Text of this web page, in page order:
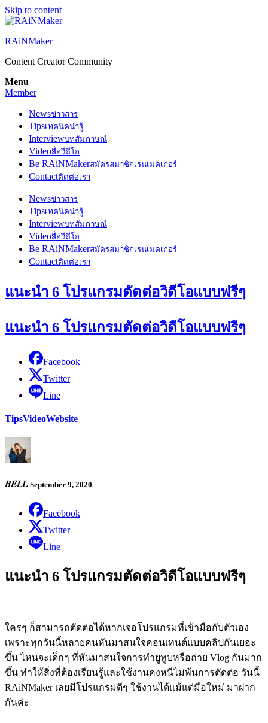
Skip to content
RAiNMaker
Content Creator Community
Menu
Member
Newsข่าวสาร
Tipsเทคนิคน่ารู้
Interviewบทสัมภาษณ์
Videoสื่อวีดีโอ
Be RAiNMakerสมัครสมาชิกเรนเมคเกอร์
Contactติดต่อเรา
Newsข่าวสาร
Tipsเทคนิคน่ารู้
Interviewบทสัมภาษณ์
Videoสื่อวีดีโอ
Be RAiNMakerสมัครสมาชิกเรนเมคเกอร์
Contactติดต่อเรา
แนะนำ 6 โปรแกรมตัดต่อวิดีโอแบบฟรีๆ
แนะนำ 6 โปรแกรมตัดต่อวิดีโอแบบฟรีๆ
Facebook
Twitter
Line
TipsVideoWebsite
𝐵𝐸𝐿𝐿 September 9, 2020
Facebook
Twitter
Line
แนะนำ 6 โปรแกรมตัดต่อวิดีโอแบบฟรีๆ
ใครๆ ก็สามารถตัดต่อได้หากเจอโปรแกรมที่เข้ามือกับตัวเอง
เพราะทุกวันนี้หลายคนหันมาสนใจคอนเทนต์แบบคลิปกันเยอะ
ขึ้น ไหนจะเด็กๆ ที่หันมาสนใจการทำยูทูบหรือถ่าย Vlog กันมาก
ขึ้น ทำให้สิ่งที่ต้องเรียนรู้และใช้งานคงหนีไม่พ้นการตัดต่อ วันนี้
RAiNMaker เลยมีโปรแกรมดีๆ ใช้งานได้แม้แต่มือใหม่ มาฝาก
กันค่ะ